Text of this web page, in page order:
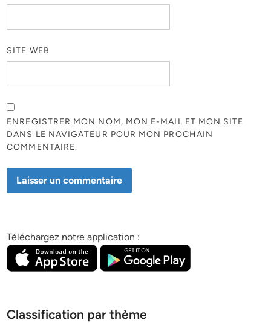
SITE WEB
ENREGISTRER MON NOM, MON E-MAIL ET MON SITE
DANS LE NAVIGATEUR POUR MON PROCHAIN
COMMENTAIRE.
Téléchargez notre application :
Classification par thème